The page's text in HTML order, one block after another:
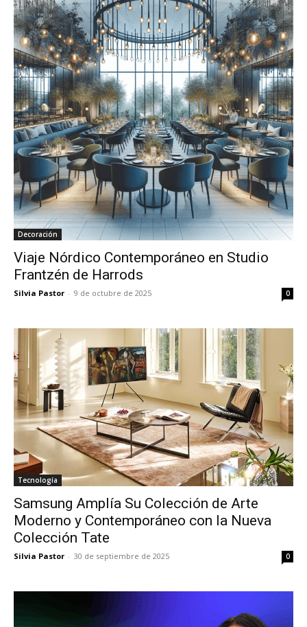
Decoración
Viaje Nórdico Contemporáneo en Studio
Frantzén de Harrods
Silvia Pastor - 9 de octubre de 2025 0
Tecnología
Samsung Amplía Su Colección de Arte
Moderno y Contemporáneo con la Nueva
Colección Tate
Silvia Pastor - 30 de septiembre de 2025 0